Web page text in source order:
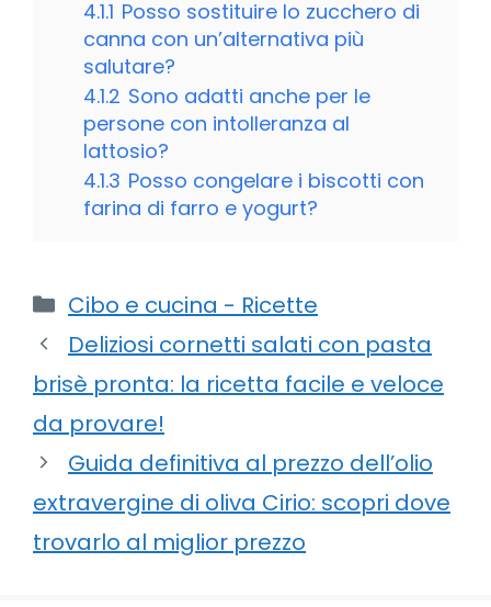
4.1.1 Posso sostituire lo zucchero di
canna con un’alternativa più
salutare?
4.1.2 Sono adatti anche per le
persone con intolleranza al
lattosio?
4.1.3 Posso congelare i biscotti con
farina di farro e yogurt?
Categorie
Cibo e cucina - Ricette
Deliziosi cornetti salati con pasta
brisè pronta: la ricetta facile e veloce
da provare!
Guida definitiva al prezzo dell’olio
extravergine di oliva Cirio: scopri dove
trovarlo al miglior prezzo